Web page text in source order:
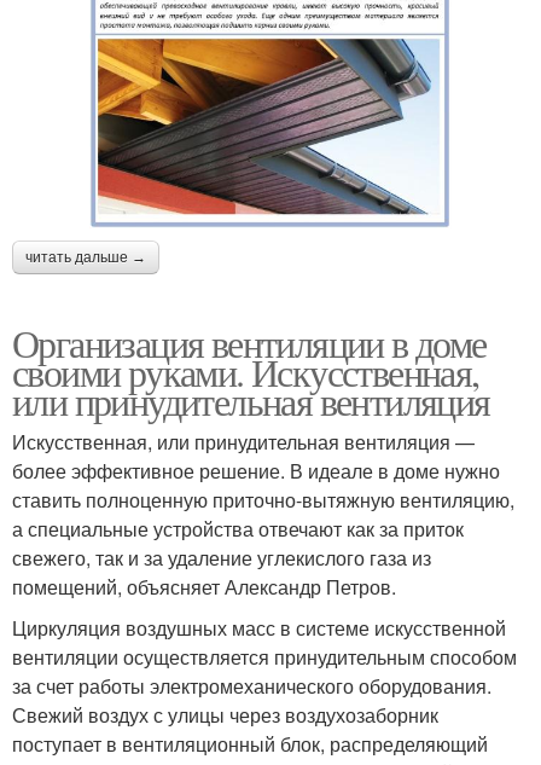
читать дальше →
Организация вентиляции в доме
своими руками. Искусственная,
или принудительная вентиляция
Искусственная, или принудительная вентиляция —
более эффективное решение. В идеале в доме нужно
ставить полноценную приточно-вытяжную вентиляцию,
а специальные устройства отвечают как за приток
свежего, так и за удаление углекислого газа из
помещений, объясняет Александр Петров.
Циркуляция воздушных масс в системе искусственной
вентиляции осуществляется принудительным способом
за счет работы электромеханического оборудования.
Свежий воздух с улицы через воздухозаборник
поступает в вентиляционный блок, распределяющий